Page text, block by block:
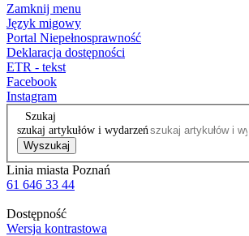
Zamknij menu
Język migowy
Portal Niepełnosprawność
Deklaracja dostępności
ETR - tekst
Facebook
Instagram
Szukaj
szukaj artykułów i wydarzeń
Wyszukaj
Linia miasta Poznań
61 646 33 44
Dostępność
Wersja kontrastowa